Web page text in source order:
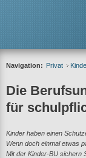
Navigation: Privat
Die
für
Kinder haben einen
Wenn doch einmal etwas
Mit der Kinder-BU sichern